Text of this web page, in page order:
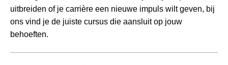
uitbreiden of je carrière een nieuwe impuls wilt geven, bij
ons vind je de juiste cursus die aansluit op jouw
behoeften.